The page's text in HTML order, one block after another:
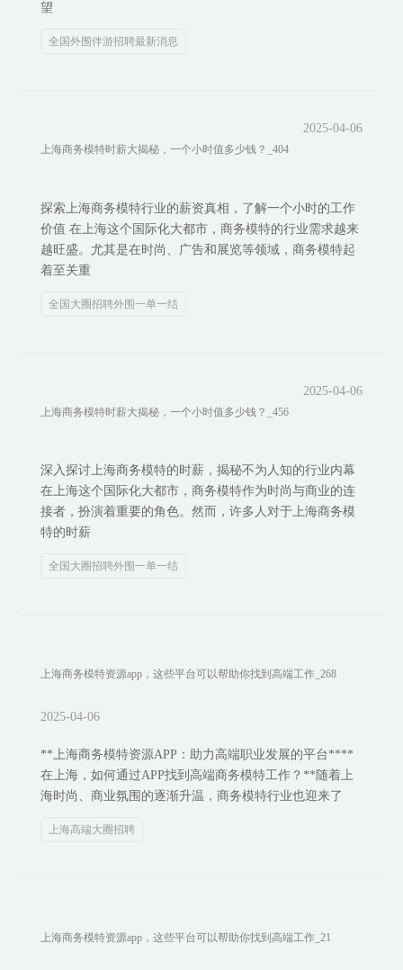
望
全国外围伴游招聘最新消息
上海商务模特时薪大揭秘，一个小时值多少钱？_404
2025-04-06
探索上海商务模特行业的薪资真相，了解一个小时的工作
价值 在上海这个国际化大都市，商务模特的行业需求越来
越旺盛。尤其是在时尚、广告和展览等领域，商务模特起
着至关重
全国大圈招聘外围一单一结
上海商务模特时薪大揭秘，一个小时值多少钱？_456
2025-04-06
深入探讨上海商务模特的时薪，揭秘不为人知的行业内幕
在上海这个国际化大都市，商务模特作为时尚与商业的连
接者，扮演着重要的角色。然而，许多人对于上海商务模
特的时薪
全国大圈招聘外围一单一结
上海商务模特资源app，这些平台可以帮助你找到高端工作_268
2025-04-06
**上海商务模特资源APP：助力高端职业发展的平台****
在上海，如何通过APP找到高端商务模特工作？**随着上
海时尚、商业氛围的逐渐升温，商务模特行业也迎来了
上海高端大圈招聘
上海商务模特资源app，这些平台可以帮助你找到高端工作_21